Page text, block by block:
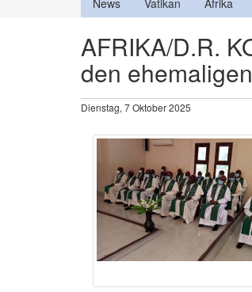
AFRIKA/D.R.
den
Dienstag, 7 Oktober 2025